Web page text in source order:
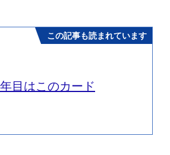
この記事も読まれています
目はこのカード